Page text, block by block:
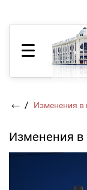
← / Изменения
Изменения в